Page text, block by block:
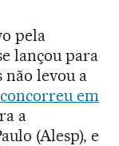
pela
lançou para
não levou a
em
a
(Alesp), e